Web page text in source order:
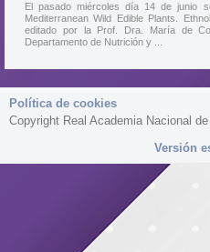
El pasado miércoles día 14 de junio
Mediterranean Wild Edible Plants.
editado por la Prof. Dra. María de
Departamento de Nutrición y ...
Política de cookies
Copyright Real Academia Nacional
Versión